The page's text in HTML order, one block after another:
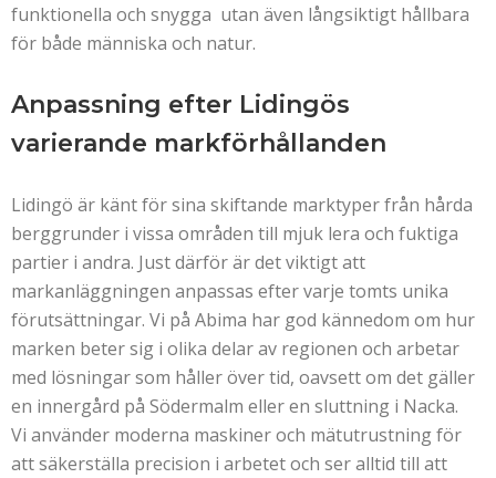
funktionella och snygga utan även långsiktigt hållbara
för både människa och natur.
Anpassning efter Lidingös
varierande markförhållanden
Lidingö är känt för sina skiftande marktyper från hårda
berggrunder i vissa områden till mjuk lera och fuktiga
partier i andra. Just därför är det viktigt att
markanläggningen anpassas efter varje tomts unika
förutsättningar. Vi på Abima har god kännedom om hur
marken beter sig i olika delar av regionen och arbetar
med lösningar som håller över tid, oavsett om det gäller
en innergård på Södermalm eller en sluttning i Nacka.
Vi använder moderna maskiner och mätutrustning för
att säkerställa precision i arbetet och ser alltid till att